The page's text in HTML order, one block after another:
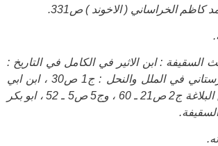
الخراساني ( الاخوند ) ص331.
السقيفة : ابن الاثير في الكامل في التاريخ :
ج2 ص325 ، الشهرستاني في الملل والنحل : ج1 ص30 ، ابن ابي
الحديد في شرح نهج البلاغة ج2 ص21 ـ 60 ، وج5 ص5 ـ 52 ، ابو بكر